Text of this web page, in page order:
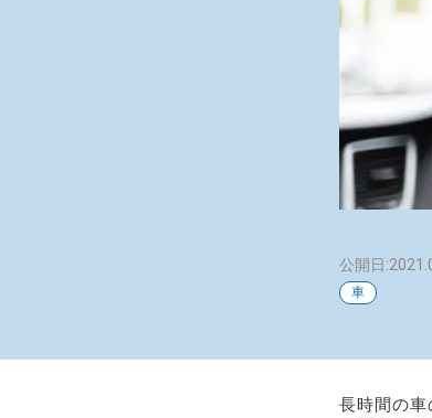
公開日
車
長時間の